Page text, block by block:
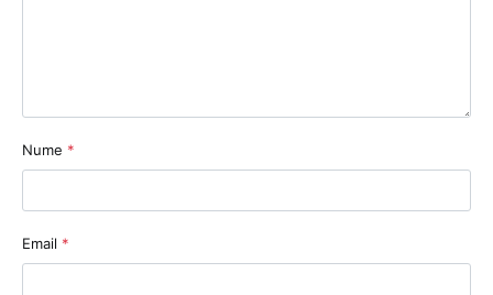
Nume *
Email *